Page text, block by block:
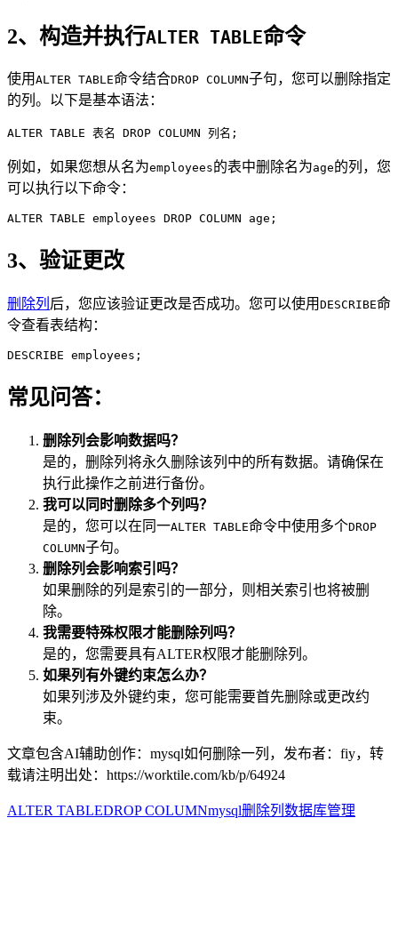
2、构造并执行ALTER TABLE命令
使用 ALTER TABLE命令结合DROP COLUMN子句，您可以删除指定
的列。以下是基本语法：
ALTER TABLE 表名 DROP COLUMN 列名;
例如，如果您想从名为employees的表中删除名为age的列，您
可以执行以下命令：
ALTER TABLE employees DROP COLUMN age;
3、验证更改
删除列 后，您应该验证更改是否成功。您可以使用 DESCRIBE命
令查看表结构：
DESCRIBE employees;
常见问答：
删除列会影响数据吗？
是的，删除列将永久删除该列中的所有数据。请确保在
执行此操作之前进行备份。
我可以同时删除多个列吗？
是的，您可以在同一ALTER TABLE命令中使用多个DROP
COLUMN子句。
删除列会影响索引吗？
如果删除的列是索引的一部分，则相关索引也将被删
除。
我需要特殊权限才能删除列吗？
是的，您需要具有ALTER权限才能删除列。
如果列有外键约束怎么办？
如果列涉及外键约束，您可能需要首先删除或更改约
束。
文章包含AI辅助创作：mysql如何删除一列，发布者：fiy，转
载请注明出处： https://worktile.com/kb/p/64924
ALTER TABLEDROP COLUMNmysql删除列 数据库管理